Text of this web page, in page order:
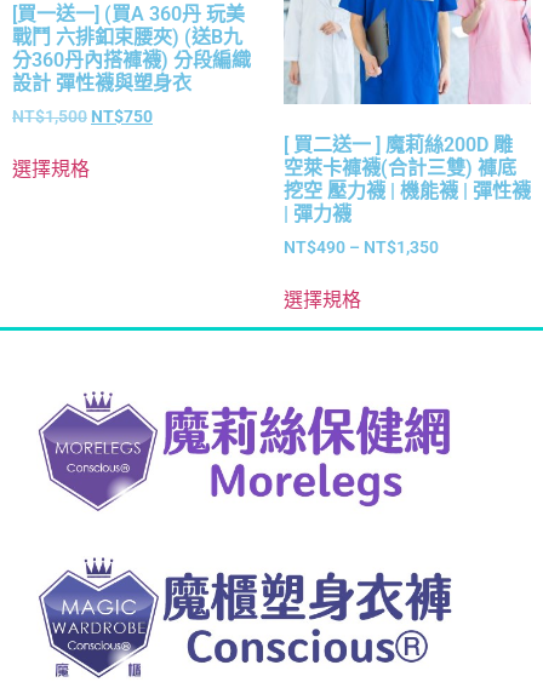
[買一送一] (買A 360丹 玩美
戰鬥 六排釦束腰夾) (送B九
分360丹內搭褲襪) 分段編織
設計 彈性襪與塑身衣
NT$1,500 NT$750
選擇規格
[ 買二送一 ] 魔莉絲200D 雕
空萊卡褲襪(合計三雙) 褲底
挖空 壓力襪 | 機能襪 | 彈性襪
| 彈力襪
NT$490 – NT$1,350
選擇規格